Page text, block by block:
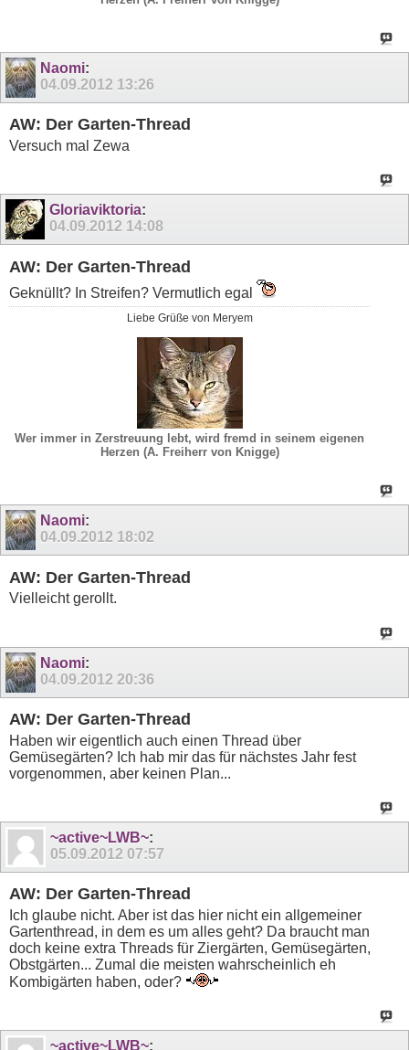
Naomi:
04.09.2012 13:26
AW: Der Garten-Thread
Versuch mal Zewa
Gloriaviktoria:
04.09.2012 14:08
AW: Der Garten-Thread
Geknüllt? In Streifen? Vermutlich egal
Liebe Grüße von Meryem
Wer immer in Zerstreuung lebt, wird fremd in seinem eigenen
Herzen (A. Freiherr von Knigge)
Naomi:
04.09.2012 18:02
AW: Der Garten-Thread
Vielleicht gerollt.
Naomi:
04.09.2012 20:36
AW: Der Garten-Thread
Haben wir eigentlich auch einen Thread über
Gemüsegärten? Ich hab mir das für nächstes Jahr fest
vorgenommen, aber keinen Plan...
~active~LWB~:
05.09.2012 07:57
AW: Der Garten-Thread
Ich glaube nicht. Aber ist das hier nicht ein allgemeiner
Gartenthread, in dem es um alles geht? Da braucht man
doch keine extra Threads für Ziergärten, Gemüsegärten,
Obstgärten... Zumal die meisten wahrscheinlich eh
Kombigärten haben, oder?
~active~LWB~: